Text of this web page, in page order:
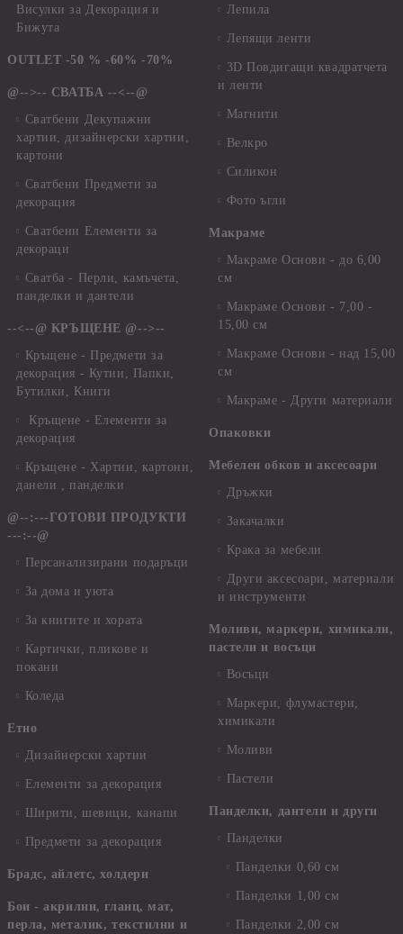
Висулки за Декорация и
Бижута
OUTLET -50 % -60% -70%
@-->-- СВАТБА --<--@
Сватбени Декупажни
хартии, дизайнерски хартии,
картони
Сватбени Предмети за
декорация
Сватбени Елементи за
декораци
Сватба - Перли, камъчета,
панделки и дантели
--<--@ КРЪЩЕНЕ @-->--
Кръщене - Предмети за
декорация - Кутии, Папки,
Бутилки, Книги
Кръщене - Елементи за
декорация
Кръщене - Хартии, картони,
данели , панделки
@--:---ГОТОВИ ПРОДУКТИ
---:--@
Персанализирани подаръци
За дома и уюта
За книгите и хората
Картички, пликове и
покани
Коледа
Етно
Дизайнерски хартии
Елементи за декорация
Ширити, шевици, канапи
Предмети за декорация
Брадс, айлетс, холдери
Бои - акрилни, гланц, мат,
перла, металик, текстилни и
Лепила
Лепящи ленти
3D Повдигащи квадратчета
и ленти
Магнити
Велкро
Силикон
Фото ъгли
Макраме
Макраме Основи - до 6,00
см
Макраме Основи - 7,00 -
15,00 см
Макраме Основи - над 15,00
см
Макраме - Други материали
Опаковки
Мебелен обков и аксесоари
Дръжки
Закачалки
Крака за мебели
Други аксесоари, материали
и инструменти
Моливи, маркери, химикали,
пастели и восъци
Восъци
Маркери, флумастери,
химикали
Моливи
Пастели
Панделки, дантели и други
Панделки
Панделки 0,60 см
Панделки 1,00 см
Панделки 2,00 см